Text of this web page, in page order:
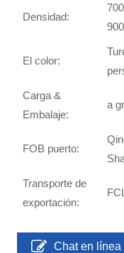
Densidad:
El color:
Carga &
Embalaje:
a
FOB puerto:
Transporte de
exportación:
Chat en línea